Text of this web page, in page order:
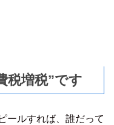
税増税”です
ールすれば、誰だって